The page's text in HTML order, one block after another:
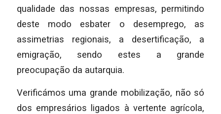
qualidade das nossas empresas, permitindo
deste modo esbater o desemprego, as
assimetrias regionais, a desertificação, a
emigração, sendo estes a grande
preocupação da autarquia.
Verificámos uma grande mobilização, não só
dos empresários ligados à vertente agrícola,